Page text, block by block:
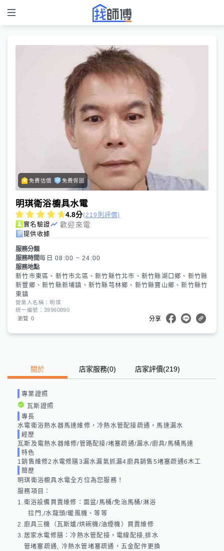
免費估價 免費保固
明琪衛浴櫥具水電
4.8分(219則評價)
實名驗證
歡迎來電
提供收據
服務分類
服務時間每日 08:00 ~ 24:00
服務地點
新竹市東區、新竹市北區、新竹縣竹北市、新竹縣湖口鄉、新竹縣
新豐鄉、新竹縣新埔鎮、新竹縣芎林鄉、新竹縣寶山鄉、新竹縣竹
東鎮
營業人名稱：明琪
統一編號：39960890
瀏覽 0 分享
關於 店家服務(0) 店家評價(219)
專業證照
瓦斯證照
專長
水電衛浴熱水器馬達維修，冷熱水管配接疏通，馬達漏水
經歷
瓦斯及電熱水器維修/管路配接/堵塞疏通/漏水/廚具/馬桶馬達
特色
1銷售維修2水電修膳3漏水漏氣抓漏4廚具銷售5堵塞疏通6木工
簡歷
明琪衛浴櫥具水電全方位為您服務！
服務項目：
1.衛浴設備買賣維修：面盆/馬桶/免治馬桶/淋浴
     拉門,/水龍頭/暖風機、等等
2.廚具三機（瓦斯爐/烘碗機/油煙機）買賣維修
3.居家水電修膳：冷熱水管配接，電線配接,排水